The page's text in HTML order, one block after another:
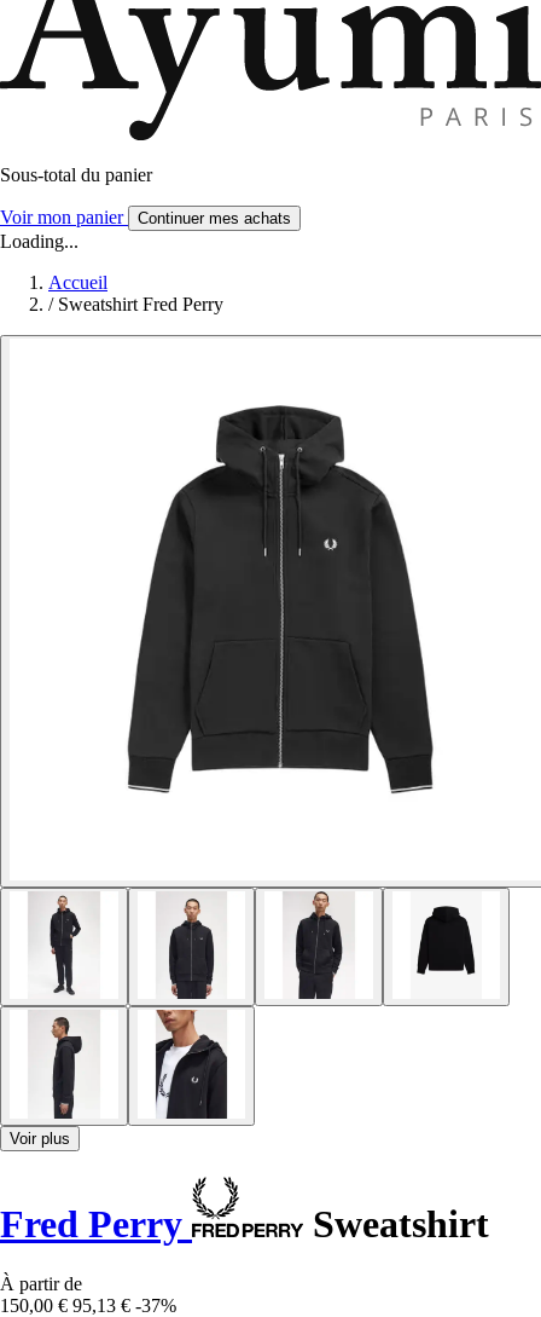
Sous-total du panier
Voir mon panier Continuer mes achats
Loading...
Accueil
/ Sweatshirt Fred Perry
Voir plus
Fred Perry Sweatshirt
À partir de
150,00 € 95,13 € -37%